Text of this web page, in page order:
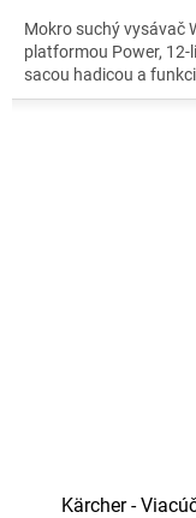
Mokro suchý vysávač
platformou Power,
sacou hadicou a
Kärcher -